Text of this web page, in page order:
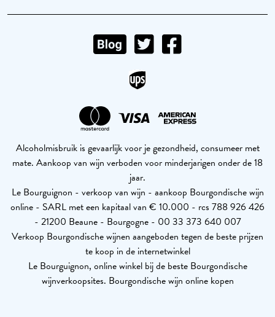
Alcoholmisbruik is gevaarlijk voor je gezondheid, consumeer met
mate. Aankoop van wijn verboden voor minderjarigen onder de 18
jaar.
Le Bourguignon - verkoop van wijn - aankoop Bourgondische wijn
online - SARL met een kapitaal van € 10.000 - rcs 788 926 426
- 21200 Beaune - Bourgogne - 00 33 373 640 007
Verkoop Bourgondische wijnen aangeboden tegen de beste prijzen
te koop in de internetwinkel
Le Bourguignon, online winkel bij de beste Bourgondische
wijnverkoopsites. Bourgondische wijn online kopen